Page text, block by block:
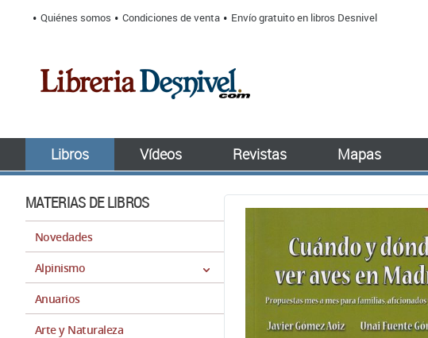
Quiénes somos Condiciones de venta Envío gratuito en libros Desnivel
Libros Vídeos Revistas Mapas
MATERIAS DE LIBROS
Novedades
Alpinismo
Anuarios
Arte y Naturaleza